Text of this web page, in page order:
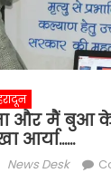
और मैं बुआ
आर्या……
Author
News Desk